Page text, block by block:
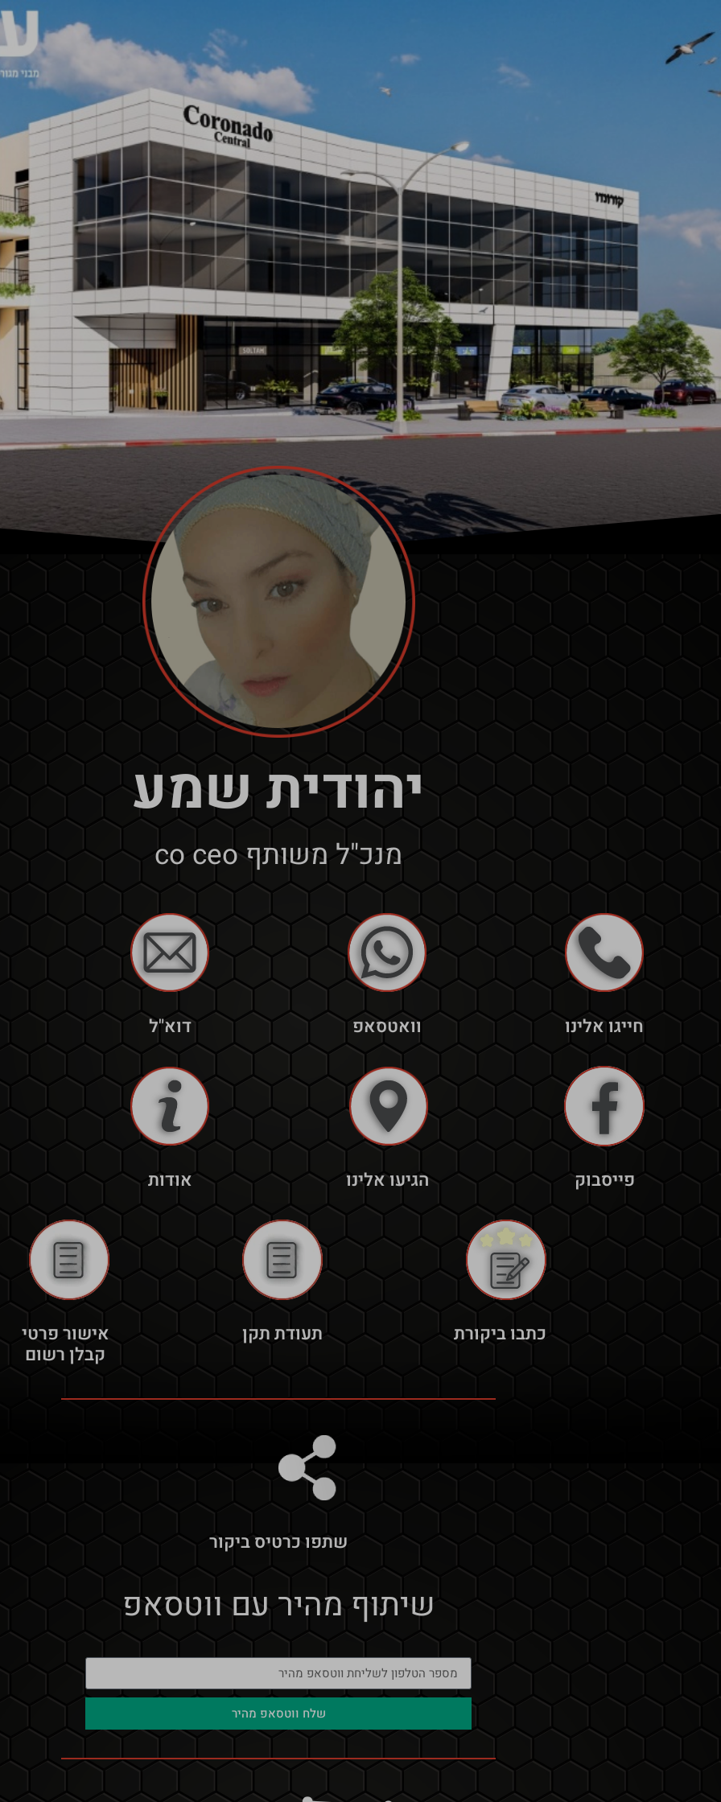
יהודית שמע
מנכ"ל משותף co ceo
חייגו אלינו וואטסאפ דוא"ל
פייסבוק הגיעו אלינו אודות
כתבו ביקורת תעודת תקן
אישור פרטי
קבלן רשום
שתפו כרטיס ביקור
שיתוף מהיר עם ווטסאפ
שלח ווטסאפ מהיר